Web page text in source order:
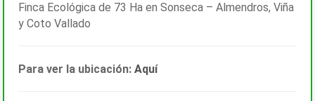
Finca Ecológica de 73 Ha en Sonseca – Almendros, Viña
y Coto Vallado
Para ver la ubicación: Aquí